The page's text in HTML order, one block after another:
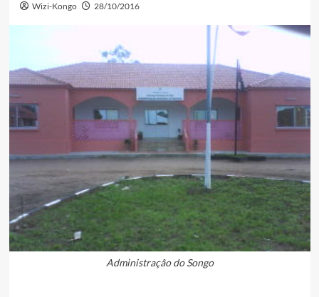
Wizi-Kongo 28/10/2016
Administraçâo do Songo